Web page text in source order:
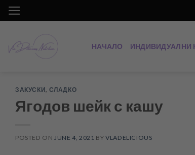
Skip
to
НАЧАЛО ИНДИВИДУАЛНИ
ЗАКУСКИ, СЛАДКО
Ягодов шейк с кашу
POSTED ONJUNE 4, 2021 BYVLADELICIOUS